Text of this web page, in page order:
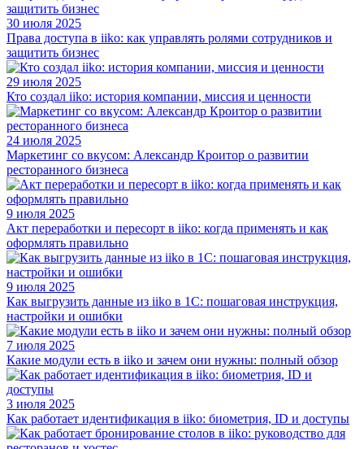
30 июля 2025
Права доступа в iiko: как управлять ролями сотрудников и
защитить бизнес
29 июля 2025
Кто создал iiko: история компании, миссия и ценности
24 июля 2025
Маркетинг со вкусом: Александр Кроитор о развитии
ресторанного бизнеса
9 июля 2025
Акт переработки и пересорт в iiko: когда применять и как
оформлять правильно
9 июля 2025
Как выгрузить данные из iiko в 1С: пошаговая инструкция,
настройки и ошибки
7 июля 2025
Какие модули есть в iiko и зачем они нужны: полный обзор
3 июля 2025
Как работает идентификация в iiko: биометрия, ID и доступы